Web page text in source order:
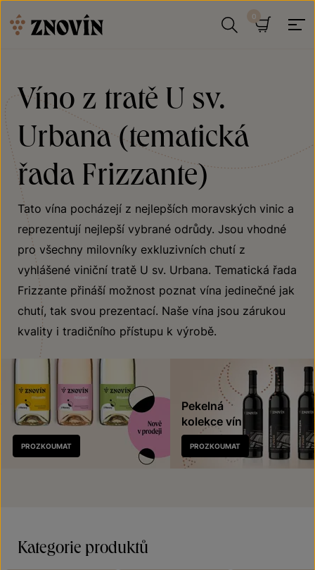
Víno z tratě U sv.
Urbana (tematická
řada Frizzante)
Tato vína pocházejí z nejlepších moravských vinic a
reprezentují nejlepší vybrané odrůdy. Jsou vhodné
pro všechny milovníky exkluzivních chutí z
vyhlášené viniční tratě U sv. Urbana. Tematická řada
Frizzante přináší možnost poznat vína jedinečné jak
chutí, tak svou prezentací. Naše vína jsou zárukou
kvality i tradičního přístupu k výrobě.
Nově
v prodeji
PROZKOUMAT
Pekelná
kolekce vín
PROZKOUMAT
Kategorie produktů